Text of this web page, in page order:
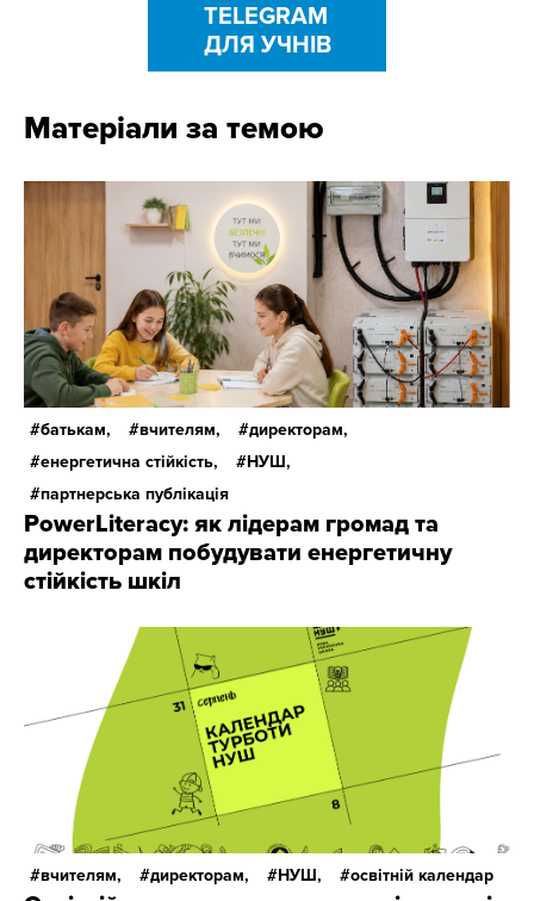
TELEGRAM
ДЛЯ УЧНІВ
Матеріали за темою
батькам, вчителям,
директорам,
енергетична стійкість,
НУШ,
партнерська публікація
PowerLiteracy: як лідерам громад та
директорам побудувати енергетичну
стійкість шкіл
вчителям, директорам, НУШ, освітній календар